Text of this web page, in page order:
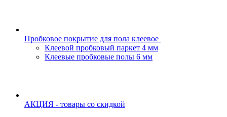
Пробковое покрытие для пола клеевое
Клеевой пробковый паркет 4 мм
Клеевые пробковые полы 6 мм
АКЦИЯ - товары со скидкой